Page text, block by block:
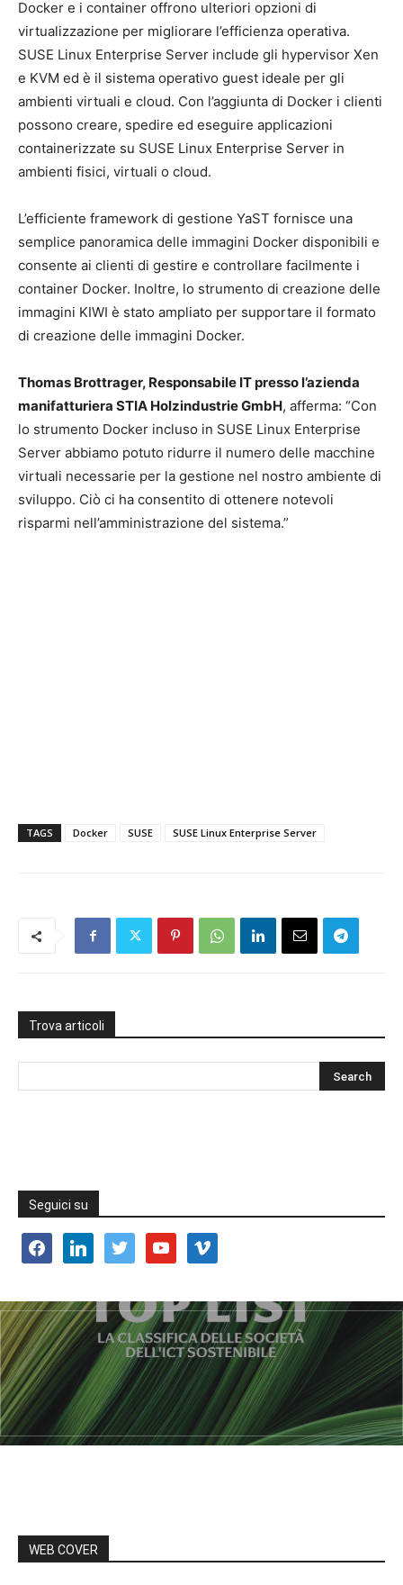
Docker e i container offrono ulteriori opzioni di
virtualizzazione per migliorare l’efficienza operativa.
SUSE Linux Enterprise Server include gli hypervisor Xen
e KVM ed è il sistema operativo guest ideale per gli
ambienti virtuali e cloud. Con l’aggiunta di Docker i clienti
possono creare, spedire ed eseguire applicazioni
containerizzate su SUSE Linux Enterprise Server in
ambienti fisici, virtuali o cloud.
L’efficiente framework di gestione YaST fornisce una
semplice panoramica delle immagini Docker disponibili e
consente ai clienti di gestire e controllare facilmente i
container Docker. Inoltre, lo strumento di creazione delle
immagini KIWI è stato ampliato per supportare il formato
di creazione delle immagini Docker.
Thomas Brottrager, Responsabile IT presso l’azienda
manifatturiera STIA Holzindustrie GmbH, afferma: “Con
lo strumento Docker incluso in SUSE Linux Enterprise
Server abbiamo potuto ridurre il numero delle macchine
virtuali necessarie per la gestione nel nostro ambiente di
sviluppo. Ciò ci ha consentito di ottenere notevoli
risparmi nell’amministrazione del sistema.”
TAGS Docker SUSE SUSE Linux Enterprise Server
Trova articoli
Seguici su
facebooklinkedin twitter youtube vimeo
WEB COVER